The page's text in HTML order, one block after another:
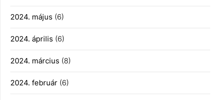
2024. május (6)
2024. április (6)
2024. március (8)
2024. február (6)